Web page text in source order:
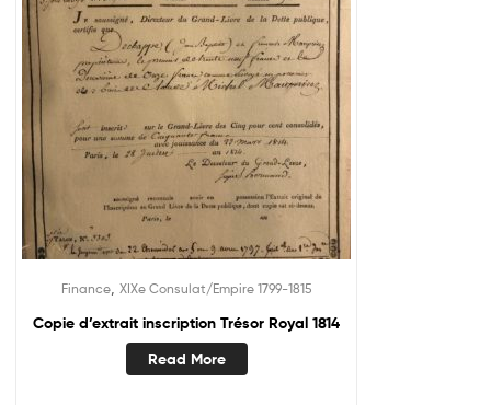
Finance, XIXe Consulat/Empire 1799-1815
Copie d’extrait inscription Trésor Royal 1814
Read More